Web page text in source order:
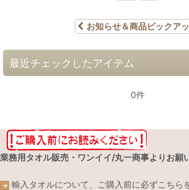
お知らせ＆商品ピックア
最近チェックしたアイテム
0件
業務用タオル販売・ワンイイ/丸一商事よりお願
輸入タオルについて、ご購入前に必ずこちら